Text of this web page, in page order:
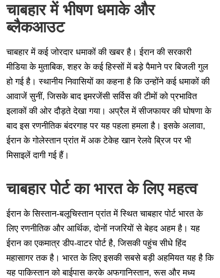
चाबहार में भीषण धमाके और
ब्लैकआउट
चाबहार में कई जोरदार धमाकों की खबर है। ईरान की सरकारी
मीडिया के मुताबिक, शहर के कई हिस्सों में बड़े पैमाने पर बिजली गुल
हो गई है। स्थानीय निवासियों का कहना है कि उन्होंने कई धमाकों की
आवाजें सुनीं, जिसके बाद इमरजेंसी सर्विस की टीमों को प्रभावित
इलाकों की ओर दौड़ते देखा गया। अप्रैल में सीजफायर की घोषणा के
बाद इस रणनीतिक बंदरगाह पर यह पहला हमला है। इसके अलावा,
ईरान के गोलेस्तान प्रांत में अक टेकेह खान रेलवे ब्रिज पर भी
मिसाइलें दागी गई हैं।
चाबहार पोर्ट का भारत के लिए महत्व
ईरान के सिस्तान-बलूचिस्तान प्रांत में स्थित चाबहार पोर्ट भारत के
लिए रणनीतिक और आर्थिक, दोनों नजरियों से बेहद अहम है। यह
ईरान का एकमात्र डीप-वाटर पोर्ट है, जिसकी पहुंच सीधे हिंद
महासागर तक है। भारत के लिए इसकी सबसे बड़ी अहमियत यह है कि
यह पाकिस्तान को बाईपास करके अफगानिस्तान, रूस और मध्य